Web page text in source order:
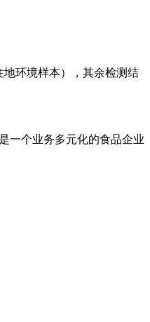
地环境样本），其余检测结
一个业务多元化的食品企业